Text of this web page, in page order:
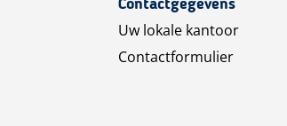
Contactgegevens
Uw lokale kantoor
Contactformulier